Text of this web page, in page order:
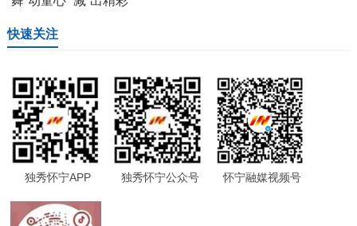
快速关注
独秀怀宁APP 独秀怀宁公众号 怀宁融媒视频号